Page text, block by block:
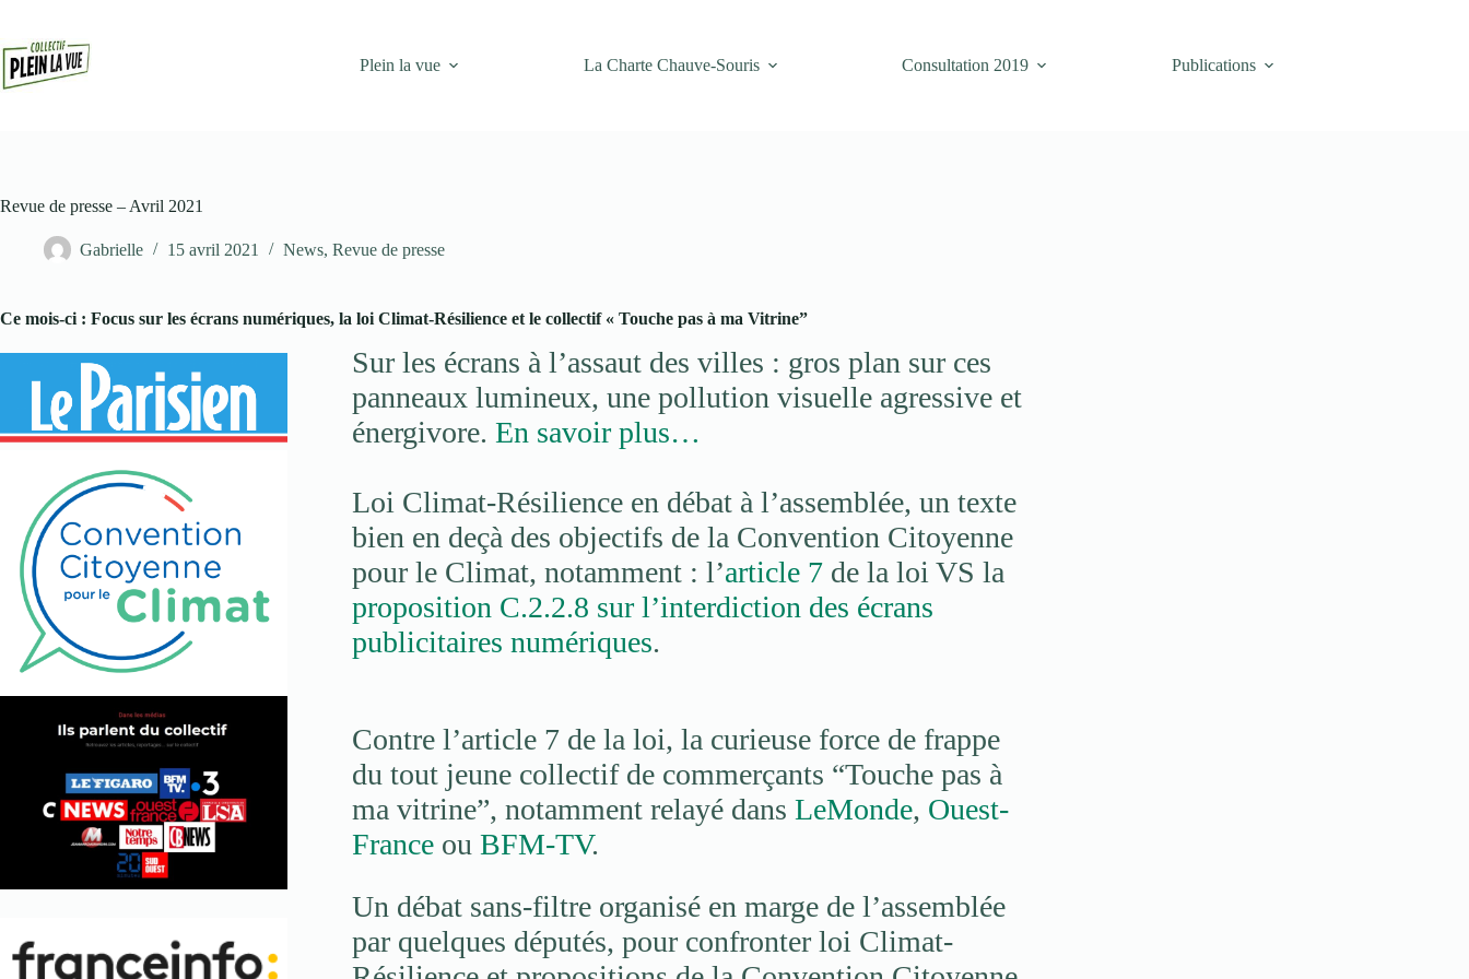
contenu
Plein la vue
La Charte Chauve-Souris Consultation 2019 Publications
Revue de presse – Avril 2021
Gabrielle 15 avril 2021 News, Revue de presse
Ce mois-ci : Focus sur les écrans numériques, la loi Climat-Résilience et le collectif « Touche pas à ma Vitrine”
Sur les écrans à l’assaut des villes : gros plan sur ces
panneaux lumineux, une pollution visuelle agressive et
énergivore.En savoir plus…
Loi Climat-Résilience en débat à l’assemblée, un texte
bien en deçà des objectifs de la Convention Citoyenne
pour le Climat, notamment : l’article 7 de la loi VS la
proposition C.2.2.8 sur l’interdiction des écrans
publicitaires numériques.
Contre l’article 7 de la loi, la curieuse force de frappe
du tout jeune collectif de commerçants “Touche pas à
ma vitrine”, notamment relayé dansLeMonde, Ouest-
France ouBFM-TV.
Un débat sans-filtre organisé en marge de l’assemblée
par quelques députés, pour confronter loi Climat-